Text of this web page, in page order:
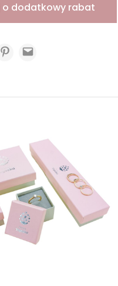
o dodatkowy rabat